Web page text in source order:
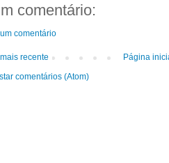
comentário:
comentário
recente
Página
comentários (Atom)